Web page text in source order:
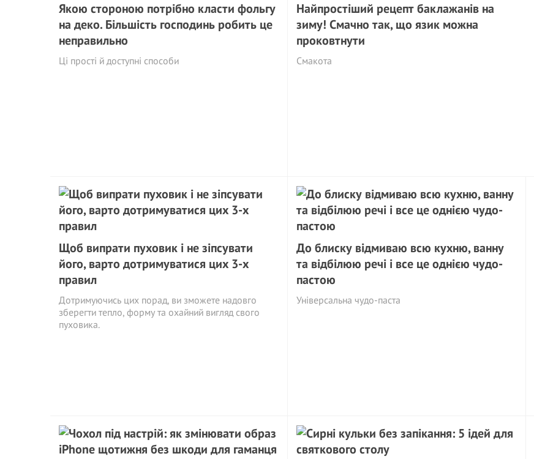
Якою стороною потрібно класти фольгу
на деко. Більшість господинь робить це
неправильно
Ці прості й доступні способи
Найпростіший рецепт баклажанів на
зиму! Смачно так, що язик можна
проковтнути
Смакота
Щоб випрати пуховик і не зіпсувати
його, варто дотримуватися цих 3-х
правил
Дотримуючись цих порад, ви зможете надовго
зберегти тепло, форму та охайний вигляд свого
пуховика.
До блиску відмиваю всю кухню, ванну
та відбілюю речі і все це однією чудо-
пастою
Універсальна чудо-паста